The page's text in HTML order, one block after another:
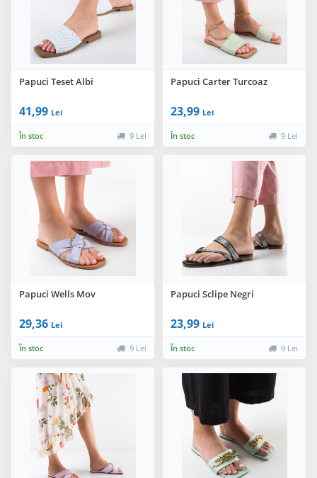
Papuci Teset Albi
41,99 Lei
În stoc 9 Lei
Papuci Carter Turcoaz
23,99 Lei
În stoc 9 Lei
Papuci Wells Mov
29,36 Lei
În stoc 9 Lei
Papuci Sclipe Negri
23,99 Lei
În stoc 9 Lei